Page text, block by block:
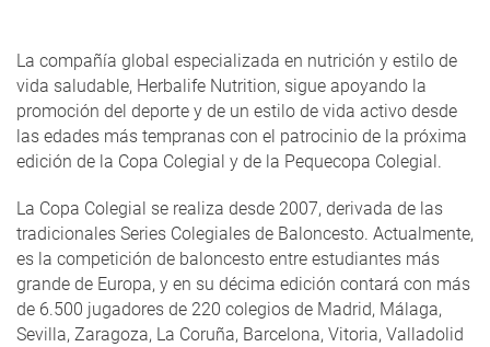
La compañía global especializada en nutrición y estilo de
vida saludable, Herbalife Nutrition, sigue apoyando la
promoción del deporte y de un estilo de vida activo desde
las edades más tempranas con el patrocinio de la próxima
edición de la Copa Colegial y de la Pequecopa Colegial.
La Copa Colegial se realiza desde 2007, derivada de las
tradicionales Series Colegiales de Baloncesto. Actualmente,
es la competición de baloncesto entre estudiantes más
grande de Europa, y en su décima edición contará con más
de 6.500 jugadores de 220 colegios de Madrid, Málaga,
Sevilla, Zaragoza, La Coruña, Barcelona, Vitoria, Valladolid